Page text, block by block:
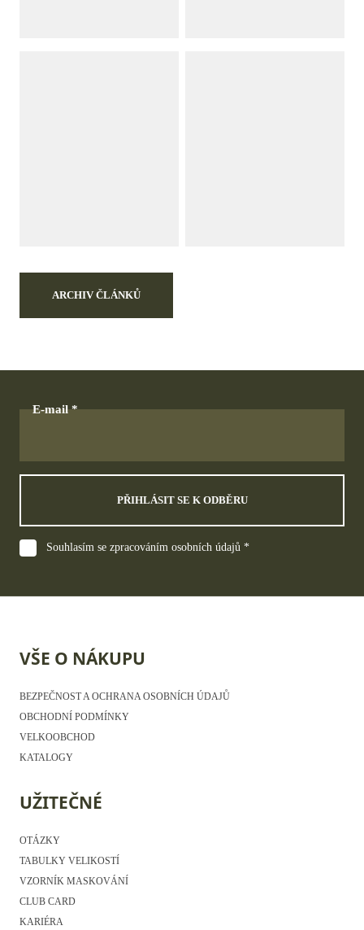
ARCHIV ČLÁNKŮ
E-mail
PŘIHLÁSIT SE K ODBĚRU
Souhlasím se zpracováním osobních údajů *
VŠE O NÁKUPU
BEZPEČNOST A OCHRANA OSOBNÍCH ÚDAJŮ
OBCHODNÍ PODMÍNKY
VELKOOBCHOD
KATALOGY
UŽITEČNÉ
OTÁZKY
TABULKY VELIKOSTÍ
VZORNÍK MASKOVÁNÍ
CLUB CARD
KARIÉRA